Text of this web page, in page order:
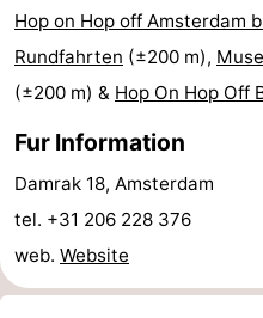
Touristen
Adressen
Wetter
Kontakt
Hop on Hop off Amsterdam
Rundfahrten (±200 m),
(±200 m) & Hop On Hop Off
Fur Information
Damrak 18, Amsterdam
tel. +31 206 228 376
web. Website